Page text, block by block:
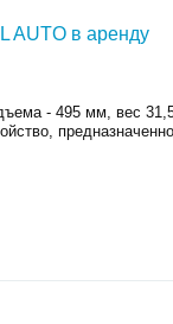
AUTO в аренду
- 495 мм, вес